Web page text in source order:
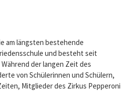
am längsten bestehende
und besteht seit
der langen Zeit des
von Schülerinnen und Schülern,
Mitglieder des Zirkus Pepperoni